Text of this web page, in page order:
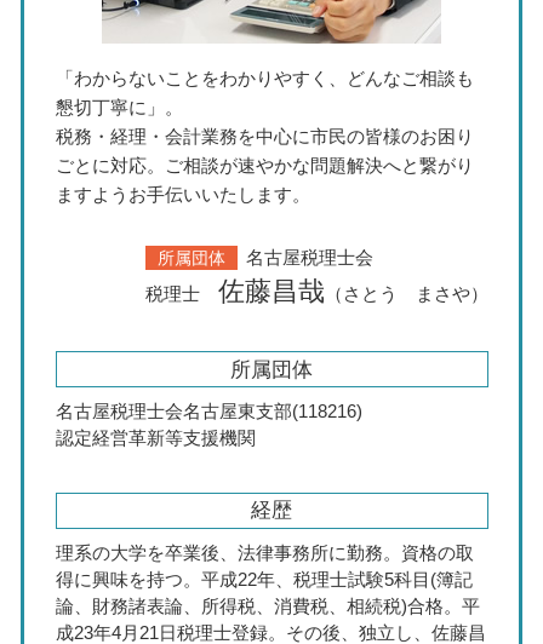
「わからないことをわかりやすく、どんなご相談も
懇切丁寧に」。
税務・経理・会計業務を中心に市民の皆様のお困り
ごとに対応。ご相談が速やかな問題解決へと繋がり
ますようお手伝いいたします。
所属団体
名古屋税理士会
税理士
佐藤昌哉 （さとう まさや）
所属団体
名古屋税理士会名古屋東支部(118216)
認定経営革新等支援機関
経歴
理系の大学を卒業後、法律事務所に勤務。資格の取
得に興味を持つ。平成22年、税理士試験5科目(簿記
論、財務諸表論、所得税、消費税、相続税)合格。平
成23年4月21日税理士登録。その後、独立し、佐藤昌